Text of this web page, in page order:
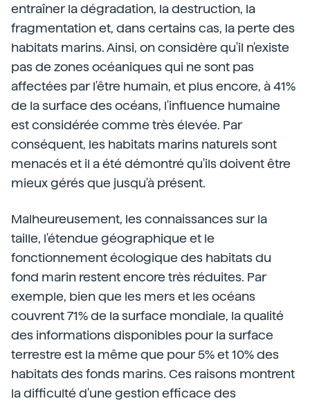
entraîner la dégradation, la destruction, la
fragmentation et, dans certains cas, la perte des
habitats marins. Ainsi, on considère qu'il n'existe
pas de zones océaniques qui ne sont pas
affectées par l'être humain, et plus encore, à 41%
de la surface des océans, l'influence humaine
est considérée comme très élevée. Par
conséquent, les habitats marins naturels sont
menacés et il a été démontré qu'ils doivent être
mieux gérés que jusqu'à présent.
Malheureusement, les connaissances sur la
taille, l'étendue géographique et le
fonctionnement écologique des habitats du
fond marin restent encore très réduites. Par
exemple, bien que les mers et les océans
couvrent 71% de la surface mondiale, la qualité
des informations disponibles pour la surface
terrestre est la même que pour 5% et 10% des
habitats des fonds marins. Ces raisons montrent
la difficulté d'une gestion efficace des